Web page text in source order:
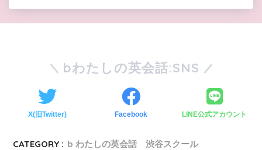
bわたしの英会話:SNS
X(旧Twitter) Facebook LINE公式アカウント
CATEGORY : b わたしの英会話 渋谷スクール